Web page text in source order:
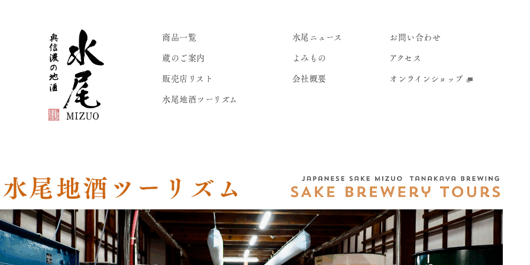
商品一覧
蔵のご案内
販売店リスト
水尾地酒ツーリズム
水尾ニュース
よみもの
会社概要
お問い合わせ
アクセス
オンラインショップ